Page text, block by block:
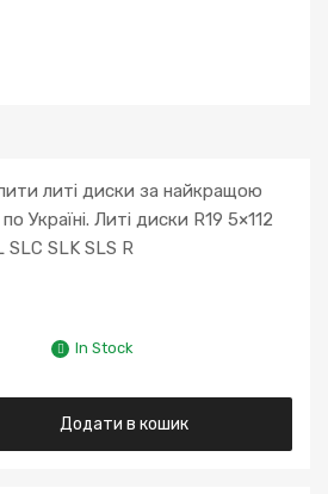
литі диски за найкращою
Україні. Литі диски R19 5×112
SLC SLK SLS R
In Stock
Додати в кошик